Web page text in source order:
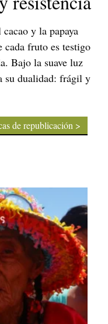
y la papaya
cada fruto es testigo
Bajo la suave luz
su dualidad: frágil y
de republicación >